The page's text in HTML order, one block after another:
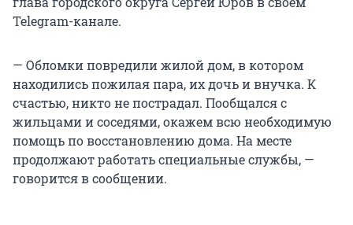
Telegram-канале.
— Обломки повредили жилой дом, в котором
находились пожилая пара, их дочь и внучка. К
счастью, никто не пострадал. Пообщался с
жильцами и соседями, окажем всю необходимую
помощь по восстановлению дома. На месте
продолжают работать специальные службы, —
говорится в сообщении.